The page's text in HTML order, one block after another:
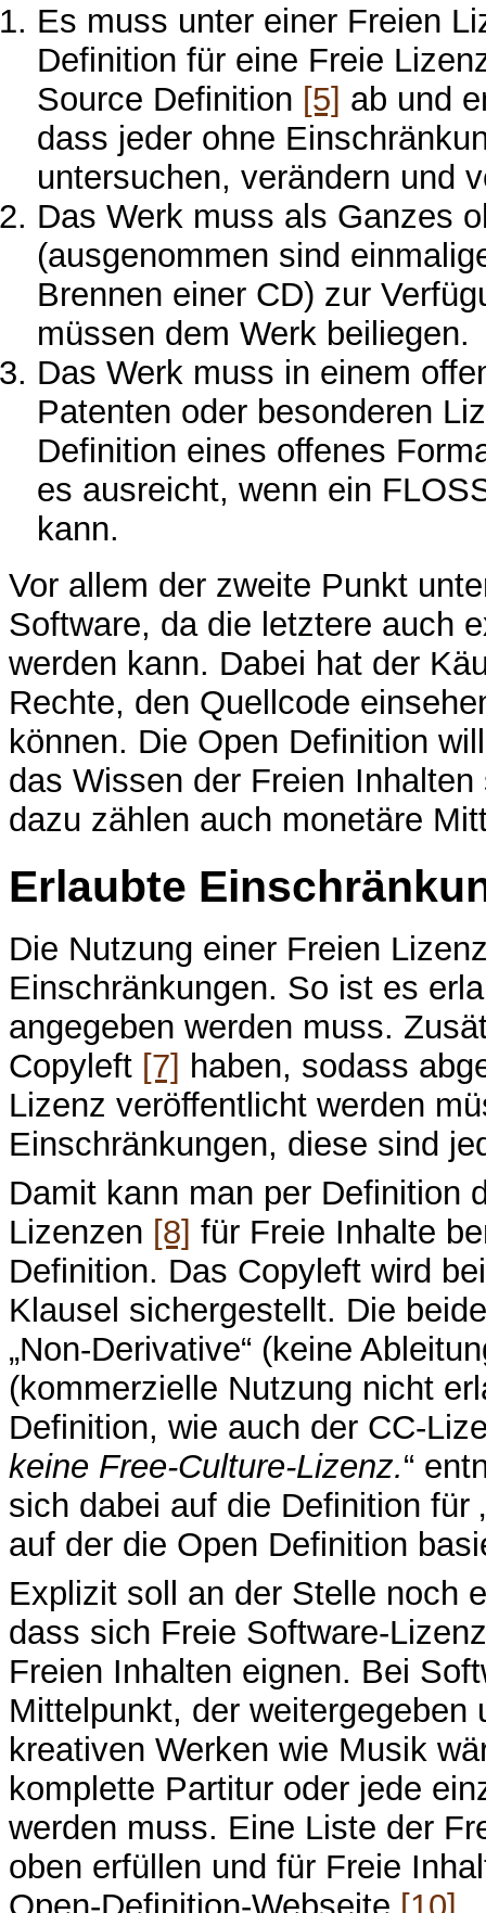
Es muss unter einer Freien
Definition für eine Freie
Source Definition [5] ab und
dass jeder ohne
untersuchen, verändern und
Das Werk muss als Ganzes
(ausgenommen sind
Brennen einer CD) zur
müssen dem Werk beiliegen.
Das Werk muss in einem
Patenten oder besonderen
Definition eines offenes
es ausreicht, wenn ein
kann.
Vor allem der zweite Punkt
Software, da die letztere auch
werden kann. Dabei hat der
Rechte, den Quellcode
können. Die Open Definition
das Wissen der Freien
dazu zählen auch monetäre
Erlaubte
Die Nutzung einer Freien
Einschränkungen. So ist es
angegeben werden muss.
Copyleft [7] haben, sodass
Lizenz veröffentlicht werden
Einschränkungen, diese sind
Damit kann man per Definition
Lizenzen [8] für Freie Inhalte
Definition. Das Copyleft wird
Klausel sichergestellt. Die
„Non-Derivative“ (keine
(kommerzielle Nutzung nicht
Definition, wie auch der CC-
keine Free-Culture-Lizenz.“
sich dabei auf die Definition für
auf der die Open Definition
Explizit soll an der Stelle noch
dass sich Freie Software-
Freien Inhalten eignen. Bei
Mittelpunkt, der
kreativen Werken wie Musik
komplette Partitur oder jede
werden muss. Eine Liste der
oben erfüllen und für Freie